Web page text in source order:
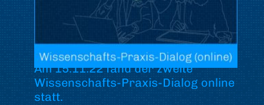
Am 15.11.22 fand der zweite
Wissenschafts-Praxis-Dialog online
statt.